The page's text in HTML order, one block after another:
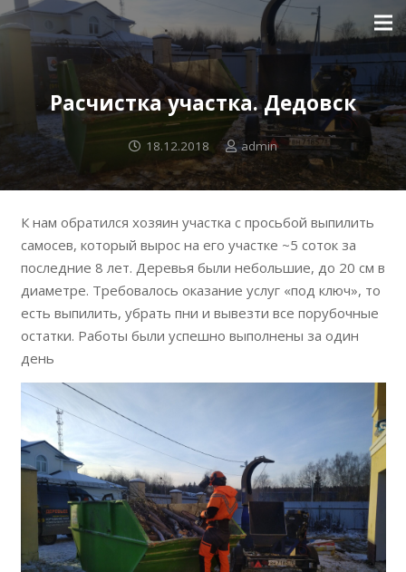
Расчистка участка. Дедовск
18.12.2018 admin
К нам обратился хозяин участка с просьбой выпилить
самосев, который вырос на его участке ~5 соток за
последние 8 лет. Деревья были небольшие, до 20 см в
диаметре. Требовалось оказание услуг «под ключ», то
есть выпилить, убрать пни и вывезти все порубочные
остатки. Работы были успешно выполнены за один
день